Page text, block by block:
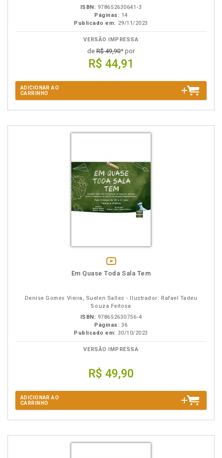
ISBN: 978652630641-3
Páginas: 14
Publicado em: 29/11/2023
VERSÃO IMPRESSA
de R$ 49,90* por
R$ 44,91
ADICIONAR AO
CARRINHO
vídeo
Em Quase Toda Sala Tem
Denise Gomes Vieira, Suelen Salles - Ilustrador: Rafael Tadeu
Souza Feitosa
ISBN: 978652630756-4
Páginas: 36
Publicado em: 30/10/2023
VERSÃO IMPRESSA
R$ 49,90
ADICIONAR AO
CARRINHO